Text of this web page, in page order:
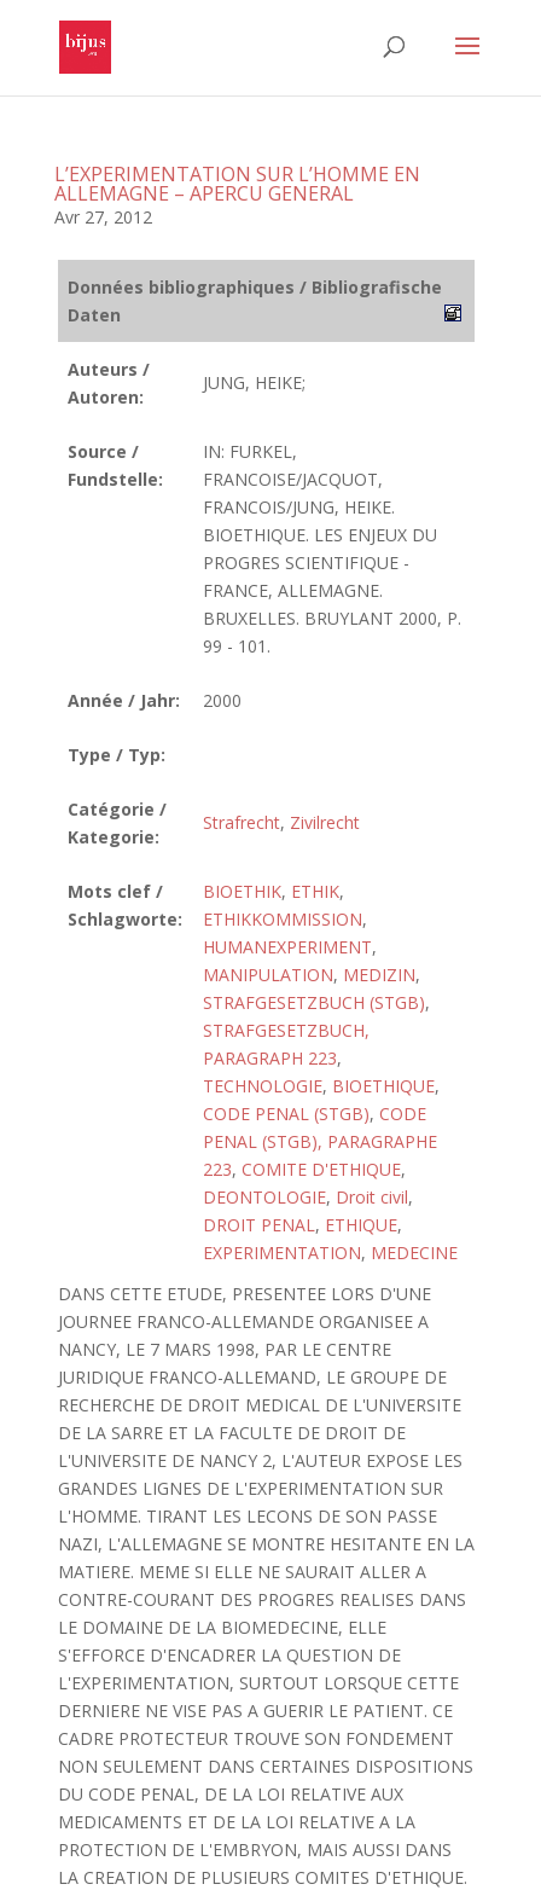
L’EXPERIMENTATION SUR L’HOMME EN
ALLEMAGNE – APERCU GENERAL
Avr 27, 2012
Données bibliographiques / Bibliografische
Daten
Auteurs /
Autoren:
JUNG, HEIKE;
Source /
Fundstelle:
IN: FURKEL,
FRANCOISE/JACQUOT,
FRANCOIS/JUNG, HEIKE.
BIOETHIQUE. LES ENJEUX DU
PROGRES SCIENTIFIQUE -
FRANCE, ALLEMAGNE.
BRUXELLES. BRUYLANT 2000, P.
99 - 101.
Année / Jahr: 2000
Type / Typ:
Catégorie /
Kategorie:
Strafrecht, Zivilrecht
Mots clef /
Schlagworte:
BIOETHIK, ETHIK,
ETHIKKOMMISSION,
HUMANEXPERIMENT,
MANIPULATION, MEDIZIN,
STRAFGESETZBUCH (STGB),
STRAFGESETZBUCH,
PARAGRAPH 223,
TECHNOLOGIE, BIOETHIQUE,
CODE PENAL (STGB), CODE
PENAL (STGB), PARAGRAPHE
223, COMITE D'ETHIQUE,
DEONTOLOGIE, Droit civil,
DROIT PENAL, ETHIQUE,
EXPERIMENTATION, MEDECINE
DANS CETTE ETUDE, PRESENTEE LORS D'UNE
JOURNEE FRANCO-ALLEMANDE ORGANISEE A
NANCY, LE 7 MARS 1998, PAR LE CENTRE
JURIDIQUE FRANCO-ALLEMAND, LE GROUPE DE
RECHERCHE DE DROIT MEDICAL DE L'UNIVERSITE
DE LA SARRE ET LA FACULTE DE DROIT DE
L'UNIVERSITE DE NANCY 2, L'AUTEUR EXPOSE LES
GRANDES LIGNES DE L'EXPERIMENTATION SUR
L'HOMME. TIRANT LES LECONS DE SON PASSE
NAZI, L'ALLEMAGNE SE MONTRE HESITANTE EN LA
MATIERE. MEME SI ELLE NE SAURAIT ALLER A
CONTRE-COURANT DES PROGRES REALISES DANS
LE DOMAINE DE LA BIOMEDECINE, ELLE
S'EFFORCE D'ENCADRER LA QUESTION DE
L'EXPERIMENTATION, SURTOUT LORSQUE CETTE
DERNIERE NE VISE PAS A GUERIR LE PATIENT. CE
CADRE PROTECTEUR TROUVE SON FONDEMENT
NON SEULEMENT DANS CERTAINES DISPOSITIONS
DU CODE PENAL, DE LA LOI RELATIVE AUX
MEDICAMENTS ET DE LA LOI RELATIVE A LA
PROTECTION DE L'EMBRYON, MAIS AUSSI DANS
LA CREATION DE PLUSIEURS COMITES D'ETHIQUE.